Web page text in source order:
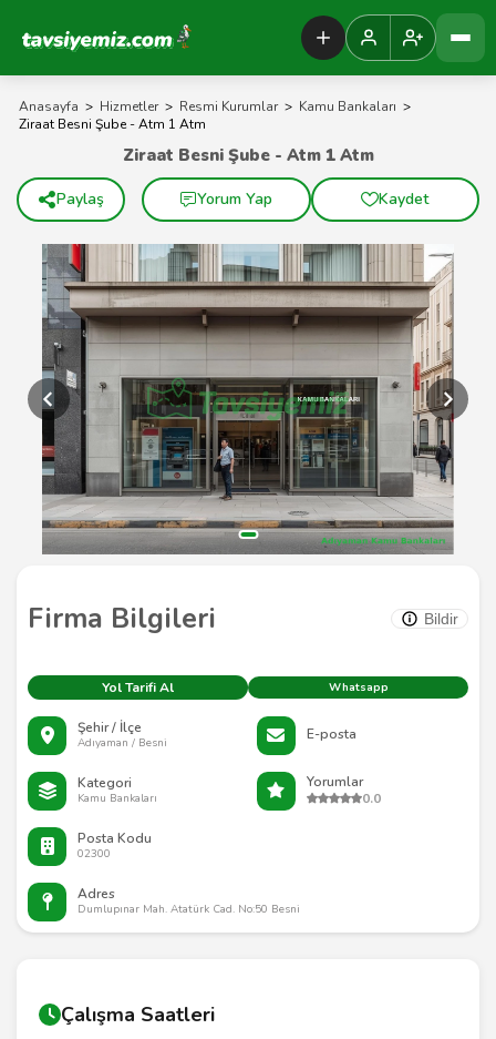
Tavsiyemiz Anasayfa
Anasayfa > Hizmetler > Resmi Kurumlar > Kamu Bankaları >
Ziraat Besni Şube - Atm 1 Atm
Firma Bilgileri Bildir
Yol Tarifi Al Whatsapp
Şehir / İlçe
Adıyaman / Besni E-posta
Kategori
Kamu Bankaları
Yorumlar
0.0
Posta Kodu
02300
Adres
Dumlupınar Mah. Atatürk Cad. No:50 Besni
Ziraat Besni Şube - Atm 1 Atm
Paylaş Yorum Yap Kaydet
Çalışma Saatleri